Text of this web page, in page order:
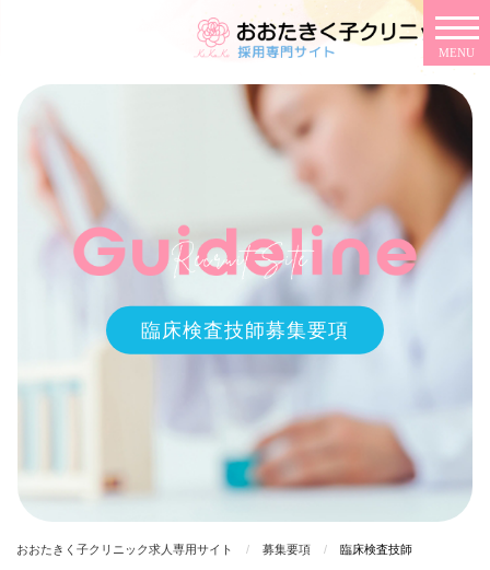
臨床検査技師募集要項
おおたきく子クリニック求人専用サイト 募集要項 臨床検査技師